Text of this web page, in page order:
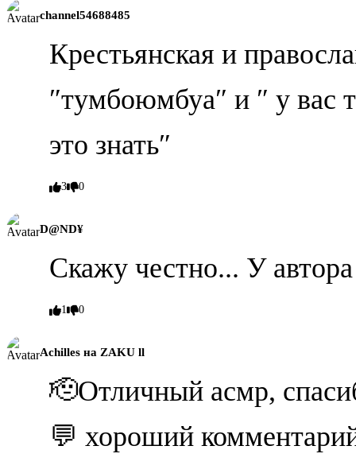
channel54688485
Крестьянская и
″тумбоюмбуа″ и ″ у вас
это знать″
3 0
D@ND¥
Скажу честно... У
1 0
Achilles на ZAKU ll
🫡Отличный асмр,
💬 хороший